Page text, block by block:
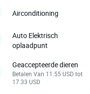
Airconditioning
Auto Elektrisch
oplaadpunt
Geaccepteerde dieren
Betalen Van 11.55 USD tot
17.33 USD